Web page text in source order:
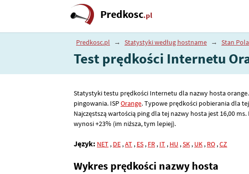
Predkosc.pl
Predkosc.pl → Statystyki według hostname → Stan
Test prędkości Internetu
Statystyki testu prędkości Internetu dla nazwy hosta
pingowania. ISPOrange. Typowe prędkości pobierania dla
Najczęstszą wartością ping dla tej nazwy hosta jest 16,00 ms.
wynosi +23% (im niższa, tym lepiej).
Język: NET , DE ,AT , ES , FR , IT , HU ,SK , UK , RO ,CZ
Wykres prędkości nazwy hosta